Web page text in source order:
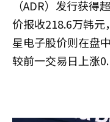
（ADR）发行获得
价报收218.6万韩
星电子股价则在盘
较前一交易日上涨